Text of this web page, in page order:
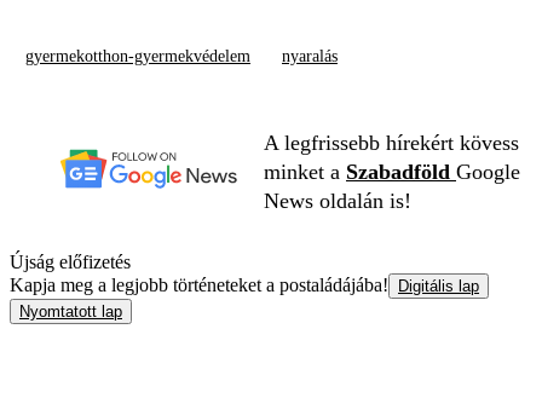
gyermekotthon-gyermekvédelem nyaralás
A legfrissebb hírekért kövess
minket a Szabadföld Google
News oldalán is!
Újság előfizetés
Kapja meg a legjobb történeteket a postaládájába!
Digitális lap
Nyomtatott lap